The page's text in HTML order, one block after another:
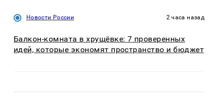
Новости России 2 часа назад
Балкон-комната в хрущёвке: 7 проверенных
идей, которые экономят пространство и бюджет